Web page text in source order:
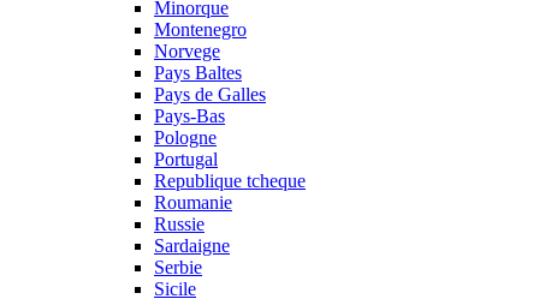
Minorque
Montenegro
Norvege
Pays Baltes
Pays de Galles
Pays-Bas
Pologne
Portugal
Republique tcheque
Roumanie
Russie
Sardaigne
Serbie
Sicile